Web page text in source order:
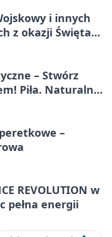
i innych
z okazji Święta
– Stwórz
Piła. Naturalna
–
REVOLUTION w
pełna energii